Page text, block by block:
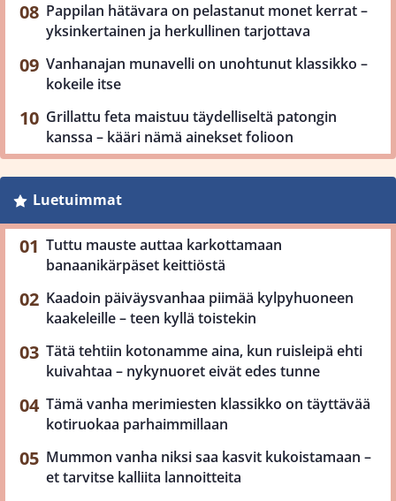
Pappilan hätävara on pelastanut monet kerrat –
yksinkertainen ja herkullinen tarjottava
Vanhanajan munavelli on unohtunut klassikko –
kokeile itse
Grillattu feta maistuu täydelliseltä patongin
kanssa – kääri nämä ainekset folioon
Luetuimmat
Tuttu mauste auttaa karkottamaan
banaanikärpäset keittiöstä
Kaadoin päiväysvanhaa piimää kylpyhuoneen
kaakeleille – teen kyllä toistekin
Tätä tehtiin kotonamme aina, kun ruisleipä ehti
kuivahtaa – nykynuoret eivät edes tunne
Tämä vanha merimiesten klassikko on täyttävää
kotiruokaa parhaimmillaan
Mummon vanha niksi saa kasvit kukoistamaan –
et tarvitse kalliita lannoitteita